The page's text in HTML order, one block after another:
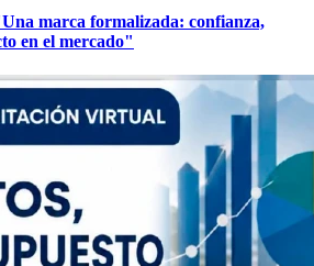
marca formalizada: confianza,
en el mercado"